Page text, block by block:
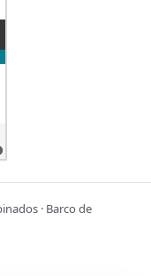
· Barco de